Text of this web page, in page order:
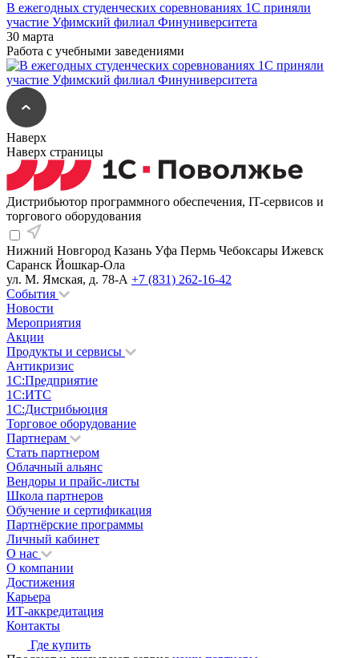
В ежегодных студенческих соревнованиях 1С приняли
участие Уфимский филиал Финуниверситета
30 марта
Работа с учебными заведениями
Наверх
Наверх страницы
Дистрибьютор программного обеспечения, IT-сервисов и
торгового оборудования
Нижний Новгород Казань Уфа Пермь Чебоксары Ижевск
Саранск Йошкар-Ола
ул. М. Ямская, д. 78-А +7 (831) 262-16-42
События
Новости
Мероприятия
Акции
Продукты и сервисы
Антикризис
1С:Предприятие
1С:ИТС
1С:Дистрибьюция
Торговое оборудование
Партнерам
Стать партнером
Облачный альянс
Вендоры и прайс-листы
Школа партнеров
Обучение и сертификация
Партнёрские программы
Личный кабинет
О нас
О компании
Достижения
Карьера
ИТ-аккредитация
Контакты
Где купить